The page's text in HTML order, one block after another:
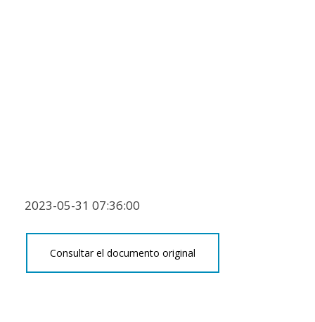
2023-05-31 07:36:00
Consultar el documento original